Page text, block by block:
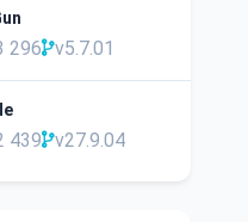
296 v5.7.01
439 v27.9.04